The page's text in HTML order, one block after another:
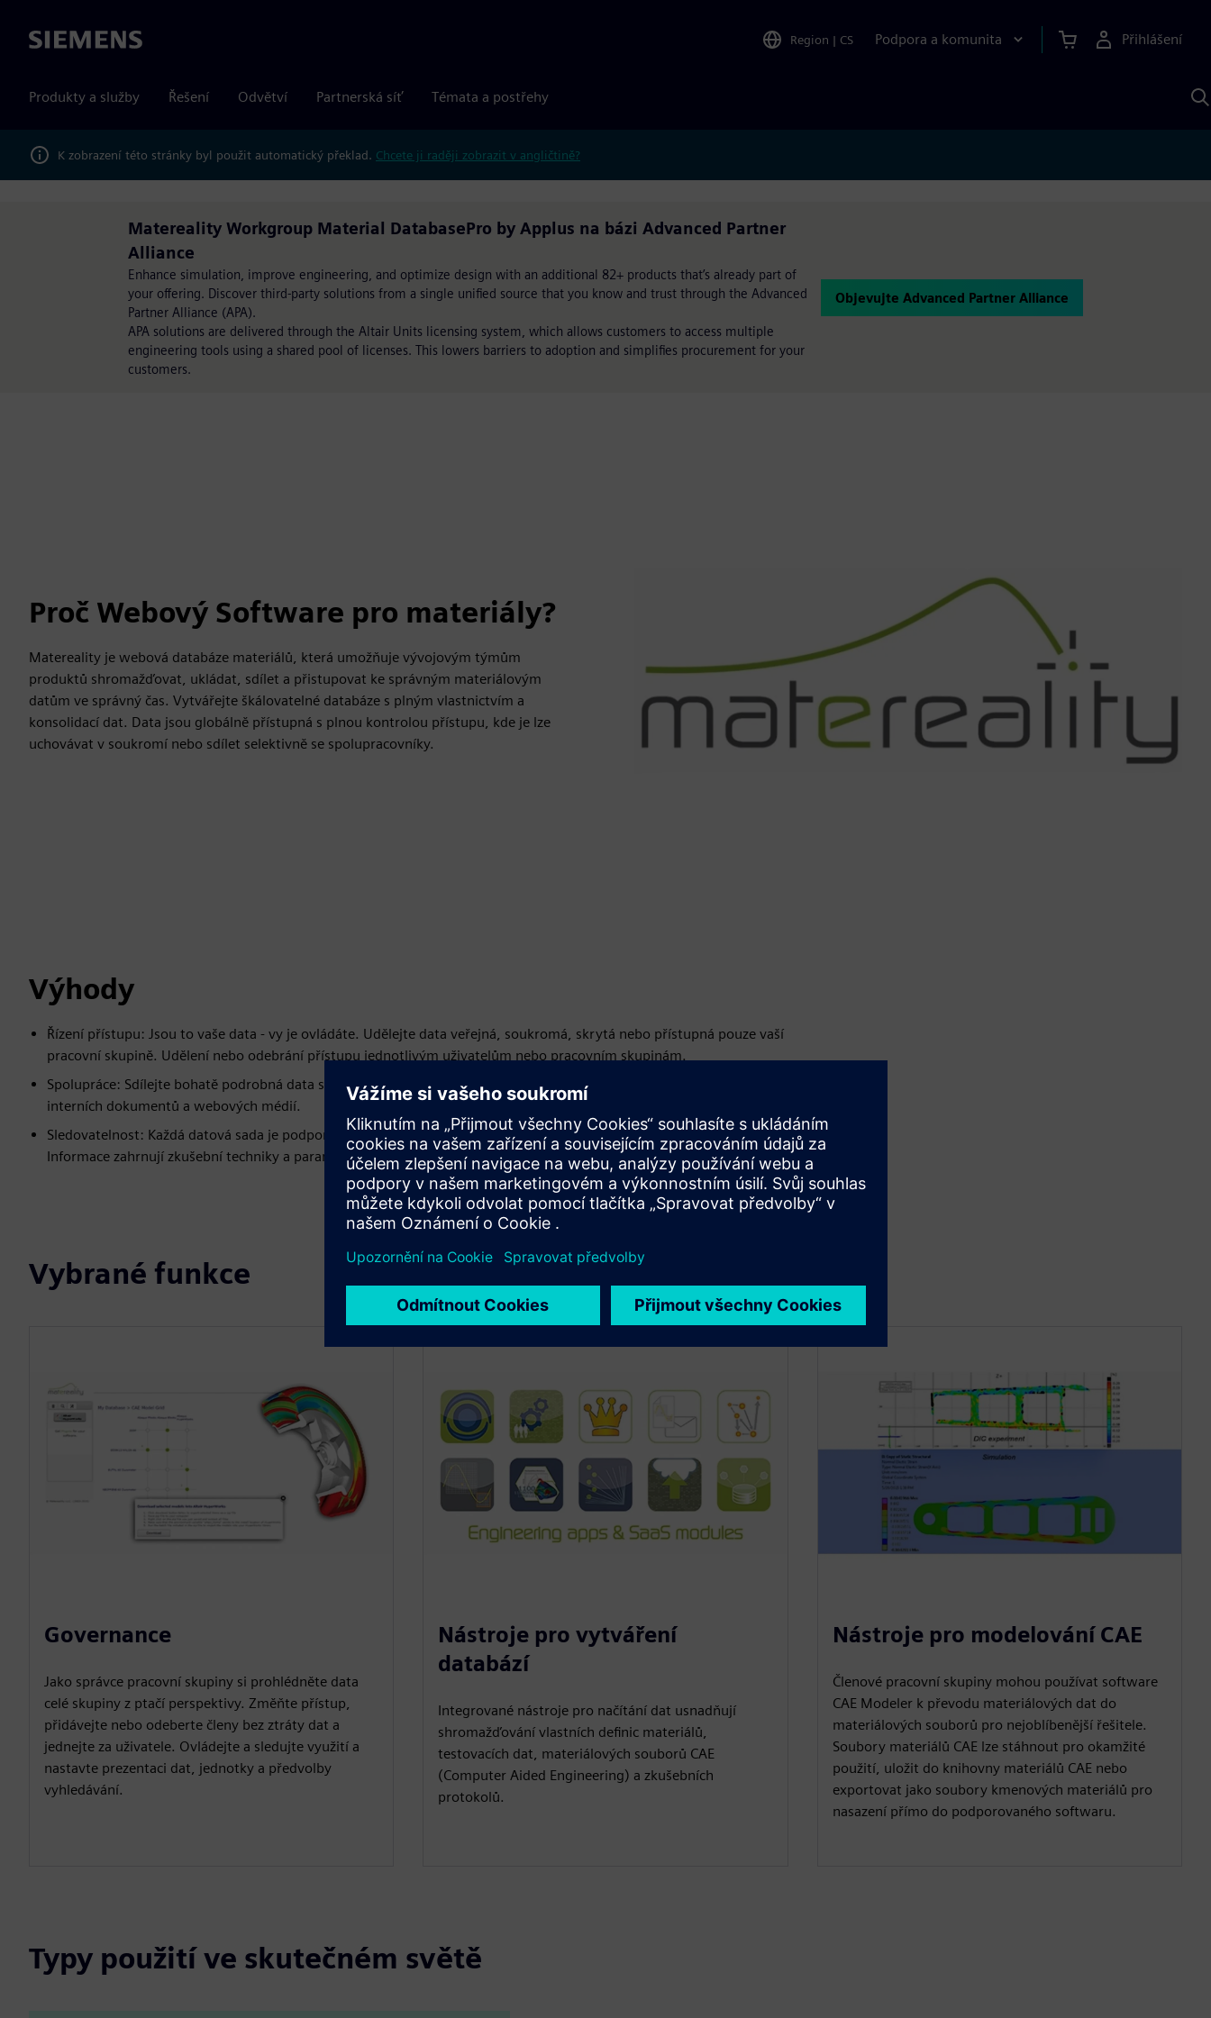
Siemens Region | CS Podpora a komunita Přihlášení
Produkty a služby Řešení Odvětví Partnerská síť Témata a postřehy
K zobrazení této stránky byl použit automatický překlad. Chcete ji raději zobrazit v angličtině?
Matereality Workgroup Material DatabasePro by Applus na bázi Advanced Partner
Alliance
Enhance simulation, improve engineering, and optimize design with an additional 82+ products that’s already part of
your offering. Discover third-party solutions from a single unified source that you know and trust through the Advanced
Partner Alliance (APA).
APA solutions are delivered through the Altair Units licensing system, which allows customers to access multiple
engineering tools using a shared pool of licenses. This lowers barriers to adoption and simplifies procurement for your
customers.
Objevujte Advanced Partner Alliance
Proč Webový Software pro materiály?
Matereality je webová databáze materiálů, která umožňuje vývojovým týmům
produktů shromažďovat, ukládat, sdílet a přistupovat ke správným materiálovým
datům ve správný čas. Vytvářejte škálovatelné databáze s plným vlastnictvím a
konsolidací dat. Data jsou globálně přístupná s plnou kontrolou přístupu, kde je lze
uchovávat v soukromí nebo sdílet selektivně se spolupracovníky.
Výhody
Řízení přístupu: Jsou to vaše data - vy je ovládáte. Udělejte data veřejná, soukromá, skrytá nebo přístupná pouze vaší
pracovní skupině. Udělení nebo odebrání přístupu jednotlivým uživatelům nebo pracovním skupinám.
Spolupráce: Sdílejte bohatě podrobná data s kolegy prostřednictvím e-mailového odkazu nebo vložte prohlížeč do
interních dokumentů a webových médií.
Sledovatelnost: Každá datová sada je podporována datovým certifikátem, který poskytuje úplnou sledovatelnost.
Informace zahrnují zkušební techniky a parametry, podrobnosti o vzorku a vzorku, datum, a akreditaci.
Vybrané funkce
Governance
Jako správce pracovní skupiny si prohlédněte data
celé skupiny z ptačí perspektivy. Změňte přístup,
přidávejte nebo odeberte členy bez ztráty dat a
jednejte za uživatele. Ovládejte a sledujte využití a
nastavte prezentaci dat, jednotky a předvolby
vyhledávání.
Nástroje pro vytváření
databází
Integrované nástroje pro načítání dat usnadňují
shromažďování vlastních definic materiálů,
testovacích dat, materiálových souborů CAE
(Computer Aided Engineering) a zkušebních
protokolů.
Nástroje pro modelování CAE
Členové pracovní skupiny mohou používat software
CAE Modeler k převodu materiálových dat do
materiálových souborů pro nejoblíbenější řešitele.
Soubory materiálů CAE lze stáhnout pro okamžité
použití, uložit do knihovny materiálů CAE nebo
exportovat jako soubory kmenových materiálů pro
nasazení přímo do podporovaného softwaru.
Typy použití ve skutečném světě